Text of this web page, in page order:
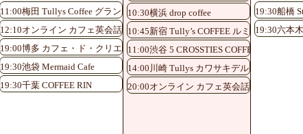
11:00梅田 Tullys Coffee グランフロント大阪北館1F店
12:10オンライン カフェ英会話♪
19:00博多 カフェ・ド・クリエ博多バスターミナル店
19:30池袋 Mermaid Cafe
19:30千葉 COFFEE RIN
10:30横浜 drop coffee
10:45新宿 Tully’s COFFEE ルミネエスト新
11:00渋谷 5 CROSSTIES COFFEE
14:00川崎 Tullys カワサキデルタ店
20:00オンライン カフェ英会話♪
19:30船橋
19:30六本